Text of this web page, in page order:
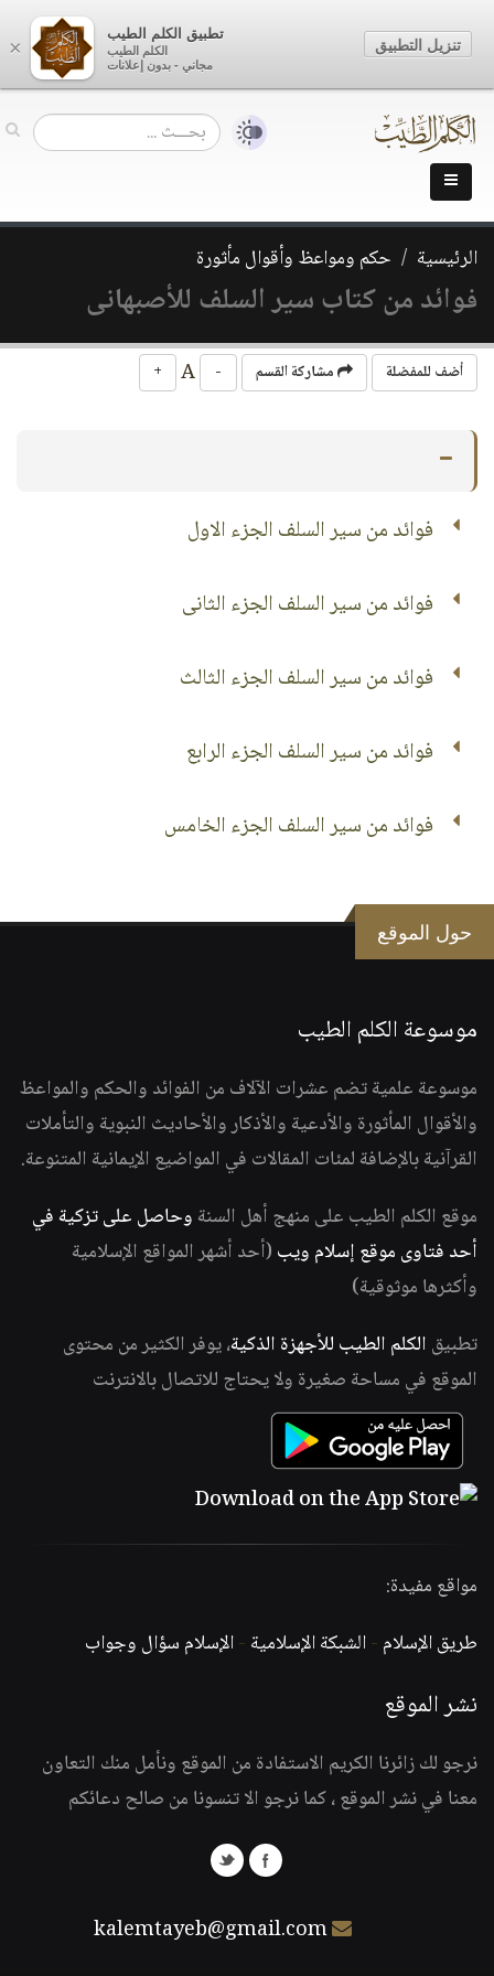
الرئيسية حكم ومواعظ وأقوال مأثورة
فوائد من كتاب سير السلف للأصبهانى
أضف للمفضلة مشاركة القسم -
+
فوائد من سير السلف الجزء الاول
فوائد من سير السلف الجزء الثانى
فوائد من سير السلف الجزء الثالث
فوائد من سير السلف الجزء الرابع
فوائد من سير السلف الجزء الخامس
حول الموقع
موسوعة الكلم الطيب
موسوعة علمية تضم عشرات الآلاف من الفوائد والحكم والمواعظ
والأقوال المأثورة والأدعية والأذكار والأحاديث النبوية والتأملات
القرآنية بالإضافة لمئات المقالات في المواضيع الإيمانية المتنوعة.
موقع الكلم الطيب على منهج أهل السنة وحاصل على تزكية في
أحد فتاوى موقع إسلام ويب (أحد أشهر المواقع الإسلامية
وأكثرها موثوقية)
تطبيق الكلم الطيب للأجهزة الذكية، يوفر الكثير من محتوى
الموقع في مساحة صغيرة ولا يحتاج للاتصال بالانترنت
مواقع مفيدة:
طريق الإسلام -الشبكة الإسلامية -الإسلام سؤال وجواب
نشر الموقع
نرجو لك زائرنا الكريم الاستفادة من الموقع ونأمل منك التعاون
معنا في نشر الموقع ، كما نرجو الا تنسونا من صالح دعائكم
kalemtayeb@gmail.com
×
تطبيق الكلم الطيب
الكلم الطيب
مجاني - بدون إعلانات
تنزيل التطبيق